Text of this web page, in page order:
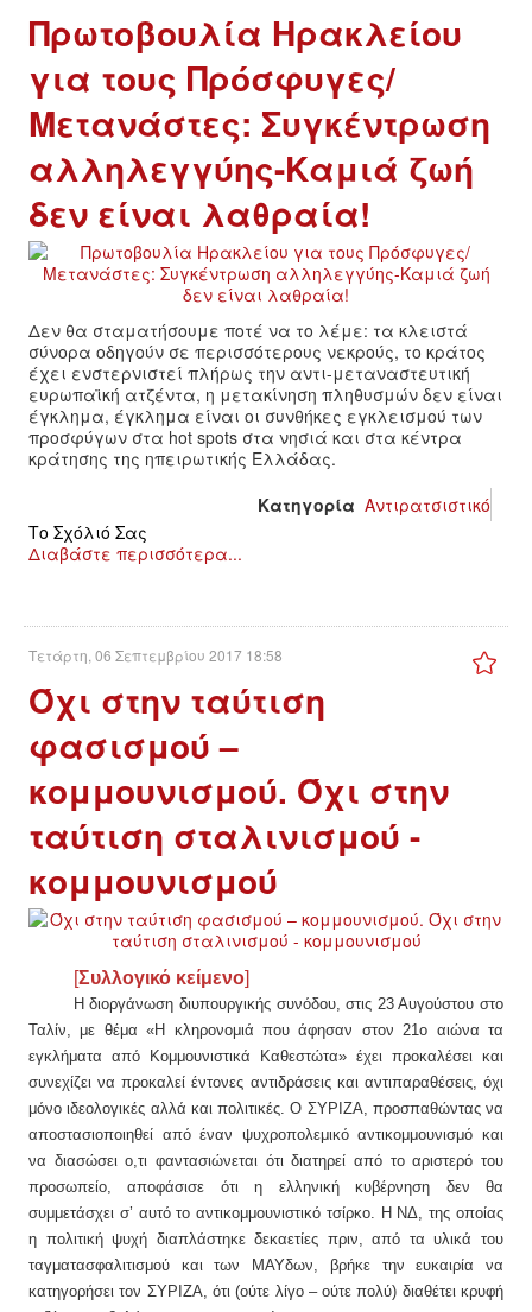
ΓΥΝΑΙΚΕΊΟ
LGBTQIA+
ΠΕΡΙΒΆΛΛΟΝ
ΚΙΝΉΜΑΤΑ ΠΌΛΗΣ
ΙΣΤΟΡΊΑ / ΘΕΩΡΊΑ
ΘΕΩΡΊΑ
ΠΟΛΙΤΙΣΜΌΣ
ΛΟΓΟΤΕΧΝΊΑ / ΤΈΧΝΗ
ΜΟΥΣΙΚΉ
Πρωτοβουλία Ηρακλείου
για τους Πρόσφυγες/
Μετανάστες: Συγκέντρωση
αλληλεγγύης-Καμιά ζωή
δεν είναι λαθραία!
Δεν θα σταματήσουμε ποτέ να το λέμε: τα κλειστά
σύνορα οδηγούν σε περισσότερους νεκρούς, το κράτος
έχει ενστερνιστεί πλήρως την αντι-μεταναστευτική
ευρωπαϊκή ατζέντα, η μετακίνηση πληθυσμών δεν είναι
έγκλημα, έγκλημα είναι οι συνθήκες εγκλεισμού των
προσφύγων στα hot spots στα νησιά και στα κέντρα
κράτησης της ηπειρωτικής Ελλάδας.
Κατηγορία Αντιρατσιστικό
Το Σχόλιό Σας
Διαβάστε περισσότερα...
Τετάρτη, 06 Σεπτεμβρίου 2017 18:58
Όχι στην ταύτιση
φασισμού –
κομμουνισμού. Όχι στην
ταύτιση σταλινισμού -
κομμουνισμού
[Συλλογικό κείμενο]
Η διοργάνωση διυπουργικής συνόδου, στις 23 Αυγούστου στο
Ταλίν, με θέμα «Η κληρονομιά που άφησαν στον 21ο αιώνα τα
εγκλήματα από Κομμουνιστικά Καθεστώτα» έχει προκαλέσει και
συνεχίζει να προκαλεί έντονες αντιδράσεις και αντιπαραθέσεις, όχι
μόνο ιδεολογικές αλλά και πολιτικές. Ο ΣΥΡΙΖΑ, προσπαθώντας να
αποστασιοποιηθεί από έναν ψυχροπολεμικό αντικομμουνισμό και
να διασώσει ο,τι φαντασιώνεται ότι διατηρεί από το αριστερό του
προσωπείο, αποφάσισε ότι η ελληνική κυβέρνηση δεν θα
συμμετάσχει σ’ αυτό το αντικομμουνιστικό τσίρκο. Η ΝΔ, της οποίας
η πολιτική ψυχή διαπλάστηκε δεκαετίες πριν, από τα υλικά του
ταγματασφαλιτισμού και των ΜΑΥδων, βρήκε την ευκαιρία να
κατηγορήσει τον ΣΥΡΙΖΑ, ότι (ούτε λίγο – ούτε πολύ) διαθέτει κρυφή